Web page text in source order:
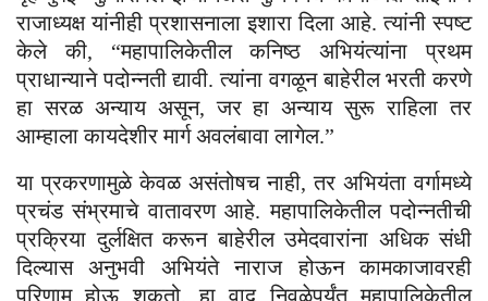
राजाध्यक्ष यांनीही प्रशासनाला इशारा दिला आहे. त्यांनी स्पष्ट
केले की, “महापालिकेतील कनिष्ठ अभियंत्यांना प्रथम
प्राधान्याने पदोन्नती द्यावी. त्यांना वगळून बाहेरील भरती करणे
हा सरळ अन्याय असून, जर हा अन्याय सुरू राहिला तर
आम्हाला कायदेशीर मार्ग अवलंबावा लागेल.”
या प्रकरणामुळे केवळ असंतोषच नाही, तर अभियंता वर्गामध्ये
प्रचंड संभ्रमाचे वातावरण आहे. महापालिकेतील पदोन्नतीची
प्रक्रिया दुर्लक्षित करून बाहेरील उमेदवारांना अधिक संधी
दिल्यास अनुभवी अभियंते नाराज होऊन कामकाजावरही
परिणाम होऊ शकतो. हा वाद निवळेपर्यंत महापालिकेतील